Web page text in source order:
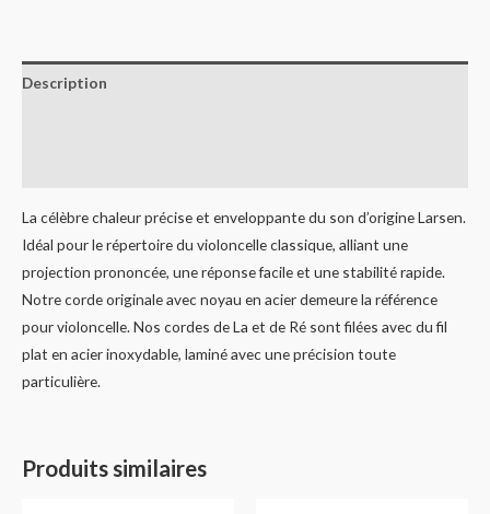
Description
La célèbre chaleur précise et enveloppante du son d’origine Larsen.
Idéal pour le répertoire du violoncelle classique, alliant une
projection prononcée, une réponse facile et une stabilité rapide.
Notre corde originale avec noyau en acier demeure la référence
pour violoncelle. Nos cordes de La et de Ré sont filées avec du fil
plat en acier inoxydable, laminé avec une précision toute
particulière.
Produits similaires